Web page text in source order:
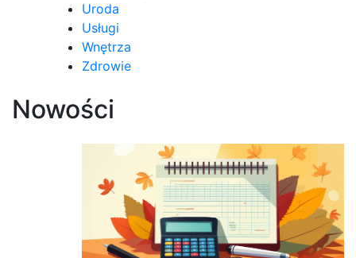
Uroda
Usługi
Wnętrza
Zdrowie
Nowości